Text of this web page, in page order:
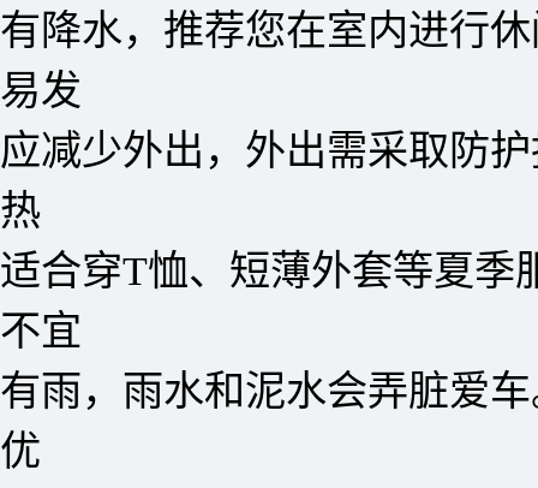
有降水，推荐您在室内进行
易发
应减少外出，外出需采取防
热
适合穿T恤、短薄外套等夏季
不宜
有雨，雨水和泥水会弄脏爱
优